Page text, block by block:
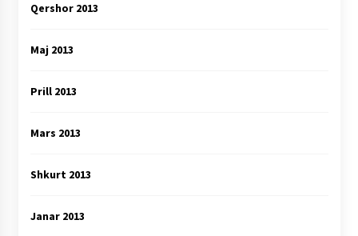
Qershor 2013
Maj 2013
Prill 2013
Mars 2013
Shkurt 2013
Janar 2013